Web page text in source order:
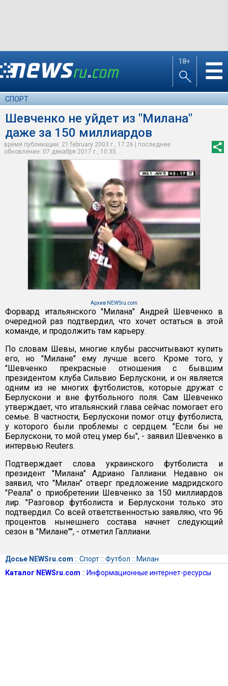
18+ ☰
СПОРТ
Шевченко не уйдет из "Милана"
даже за 150 миллиардов
время публикации: 21 february 2003 г., 17:26 | последнее
обновление: 07 декабря 2017 г., 10:35
Архив NEWSru.com
Форвард итальянского "Милана" Андрей Шевченко в
очередной раз подтвердил, что хочет остаться в этой
команде, и продолжить там карьеру.
По словам Шевы, многие клубы рассчитывают купить
его, но "Милане" ему лучше всего. Кроме того, у
"Шевченко прекрасные отношения с бывшим
президентом клуба Сильвио Берлускони, и он является
одним из не многих футболистов, которые дружат с
Берлускони и вне футбольного поля. Сам Шевченко
утверждает, что итальянский глава сейчас помогает его
семье. В частности, Берлускони помог отцу футболиста,
у которого были проблемы с сердцем. "Если бы не
Берлускони, то мой отец умер бы", - заявил Шевченко в
интервью Reuters.
Подтверждает слова украинского футболиста и
президент "Милана" Адриано Галлиани. Недавно он
заявил, что "Милан" отверг предложение мадридского
"Реала" о приобретении Шевченко за 150 миллиардов
лир. "Разговор футболиста и Берлускони только это
подтвердил. Со всей ответственностью заявляю, что 96
процентов нынешнего состава начнет следующий
сезон в "Милане"", - отметил Галлиани.
Досье NEWSru.com :: Спорт:: Футбол :: Милан
Каталог NEWSru.com :: Информационные интернет-ресурсы